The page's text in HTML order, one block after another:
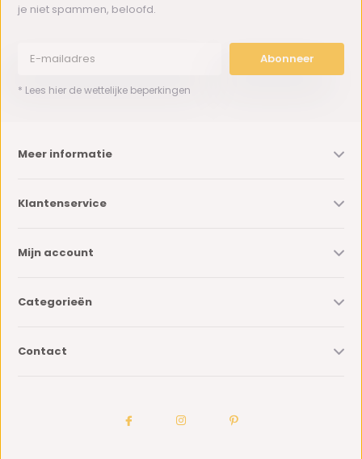
je niet spammen, beloofd.
Abonneer
* Lees hier de wettelijke beperkingen
Meer informatie
Klantenservice
Mijn account
Categorieën
Contact